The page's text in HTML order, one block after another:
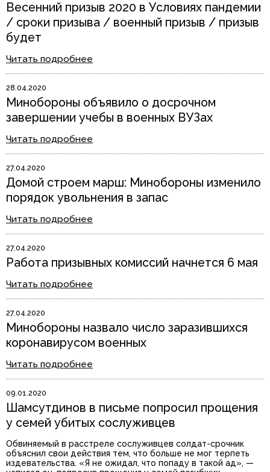
Весенний призыв 2020 в Условиях пандемии
/ сроки призыва / военный призыв / призыв
будет
Читать подробнее
28.04.2020
Минобороны объявило о досрочном
завершении учебы в военных ВУЗах
Читать подробнее
27.04.2020
Домой строем марш: Минобороны изменило
порядок увольнения в запас
Читать подробнее
27.04.2020
Работа призывных комиссий начнется 6 мая
Читать подробнее
27.04.2020
Минобороны назвало число заразившихся
коронавирусом военных
Читать подробнее
09.01.2020
Шамсутдинов в письме попросил прощения
у семей убитых сослуживцев
Обвиняемый в расстреле сослуживцев солдат-срочник
объяснил свои действия тем, что больше не мог терпеть
издевательства. «Я не ожидал, что попаду в такой ад», —